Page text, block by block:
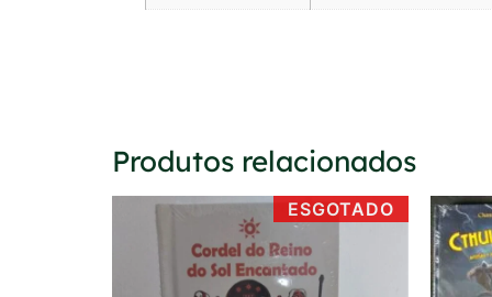
Produtos relacionados
ESGOTADO